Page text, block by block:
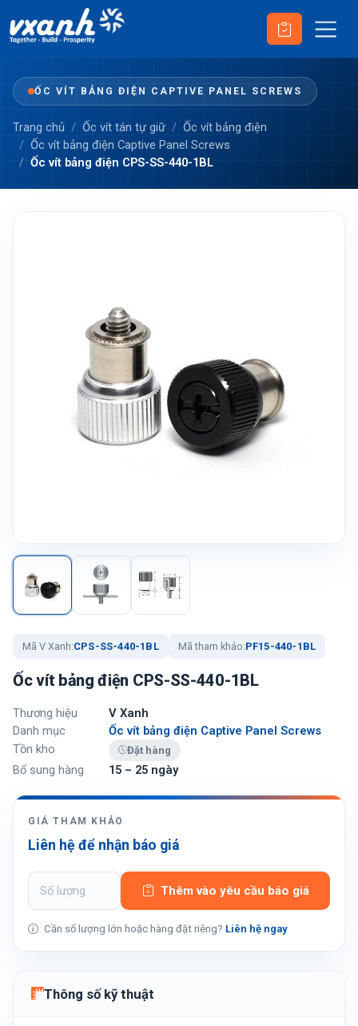
ỐC VÍT BẢNG ĐIỆN CAPTIVE PANEL SCREWS
Trang chủ Ốc vít tán tự giữ
Ốc vít bảng điện
Ốc vít bảng điện Captive Panel Screws
Ốc vít bảng điện CPS-SS-440-1BL
Mã V Xanh:CPS-SS-440-1BL Mã tham khảo:PF15-440-1BL
Ốc vít bảng điện CPS-SS-440-1BL
Thương hiệu
V Xanh
Danh mục
Ốc vít bảng điện Captive Panel Screws
Tồn kho
Đặt hàng
Bổ sung hàng 15 – 25 ngày
GIÁ THAM KHẢO
Liên hệ để nhận báo giá
Thêm vào yêu cầu báo giá
Cần số lượng lớn hoặc hàng đặt riêng? Liên hệ ngay
Thông số kỹ thuật